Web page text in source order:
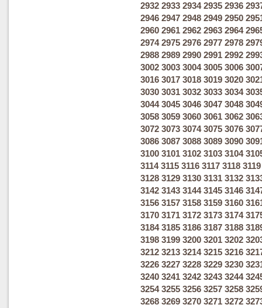
2932 2933 2934 2935 2936
2946 2947 2948 2949 2950
2960 2961 2962 2963 2964
2974 2975 2976 2977 2978
2988 2989 2990 2991 2992
3002 3003 3004 3005 3006
3016 3017 3018 3019 3020
3030 3031 3032 3033 3034
3044 3045 3046 3047 3048
3058 3059 3060 3061 3062
3072 3073 3074 3075 3076
3086 3087 3088 3089 3090
3100 3101 3102 3103 3104
3114 3115 3116 3117 3118 3119
3128 3129 3130 3131 3132
3142 3143 3144 3145 3146
3156 3157 3158 3159 3160
3170 3171 3172 3173 3174
3184 3185 3186 3187 3188
3198 3199 3200 3201 3202
3212 3213 3214 3215 3216
3226 3227 3228 3229 3230
3240 3241 3242 3243 3244
3254 3255 3256 3257 3258
3268 3269 3270 3271 3272